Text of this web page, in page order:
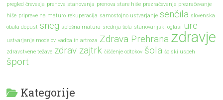
pregled črevesja prenova stanovanja prenova stare hiše prezračevanje prezračevanje
hiše priprave na maturo rekuperacija samostojno ustvarjanje senčila slovenska
obala dopust sneg splošna matura srednja šola stanovanjski oglasi ure
ustvarjanje modelov vadba in artroza Zdrava Prehrana zdravje
zdravstvene težave zdrav zajtrk čiščenje odtokov šola šolski uspeh
šport
Kategorije